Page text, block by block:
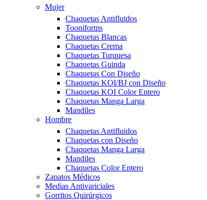
Mujer
Chaquetas Antifluidos
Tooniforms
Chaquetas Blancas
Chaquetas Crema
Chaquetas Turquesa
Chaquetas Guinda
Chaquetas Con Diseño
Chaquetas KOI/BJ con Diseño
Chaquetas KOI Color Entero
Chaquetas Manga Larga
Mandiles
Hombre
Chaquetas Antifluidos
Chaquetas con Diseño
Chaquetas Manga Larga
Mandiles
Chaquetas Color Entero
Zapatos Médicos
Medias Antivariciales
Gorritos Quirúrgicos